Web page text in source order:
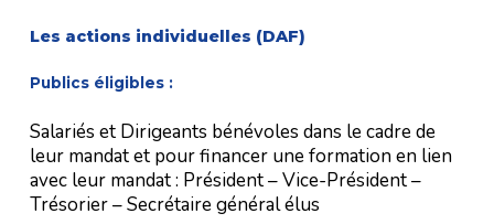
Les actions individuelles (DAF)
Publics éligibles :
Salariés et Dirigeants bénévoles dans le cadre de
leur mandat et pour financer une formation en lien
avec leur mandat : Président – Vice-Président –
Trésorier – Secrétaire général élus